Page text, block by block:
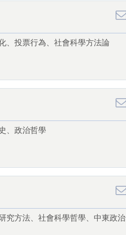
、投票行為、社會科學方法論
、政治哲學
究方法、社會科學哲學、中東政治